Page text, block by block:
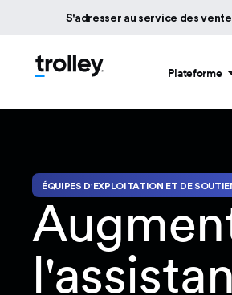
S'adresser au service des
Plateforme
ÉQUIPES D'EXPLOITATION ET DE